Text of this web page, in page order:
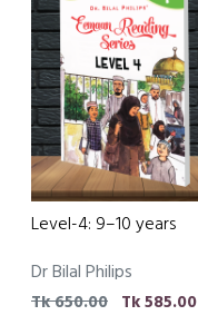
Level-4: 9–10 years
Dr Bilal Philips
Tk 650.00 Tk 585.00